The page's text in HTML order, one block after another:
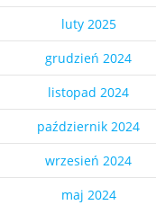
luty 2025
grudzień 2024
listopad 2024
październik 2024
wrzesień 2024
maj 2024